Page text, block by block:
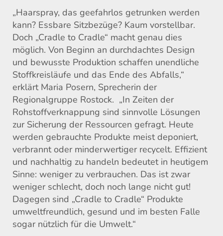
„Haarspray, das geefahrlos getrunken werden
kann? Essbare Sitzbezüge? Kaum vorstellbar.
Doch „Cradle to Cradle“ macht genau dies
möglich. Von Beginn an durchdachtes Design
und bewusste Produktion schaffen unendliche
Stoffkreisläufe und das Ende des Abfalls,“
erklärt Maria Posern, Sprecherin der
Regionalgruppe Rostock. „In Zeiten der
Rohstoffverknappung sind sinnvolle Lösungen
zur Sicherung der Ressourcen gefragt. Heute
werden gebrauchte Produkte meist deponiert,
verbrannt oder minderwertiger recycelt. Effizient
und nachhaltig zu handeln bedeutet in heutigem
Sinne: weniger zu verbrauchen. Das ist zwar
weniger schlecht, doch noch lange nicht gut!
Dagegen sind „Cradle to Cradle“ Produkte
umweltfreundlich, gesund und im besten Falle
sogar nützlich für die Umwelt.“